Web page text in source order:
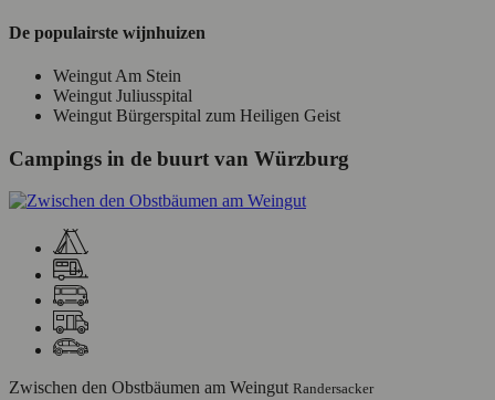
De populairste wijnhuizen
Weingut Am Stein
Weingut Juliusspital
Weingut Bürgerspital zum Heiligen Geist
Campings in de buurt van Würzburg
Zwischen den Obstbäumen am Weingut Randersacker